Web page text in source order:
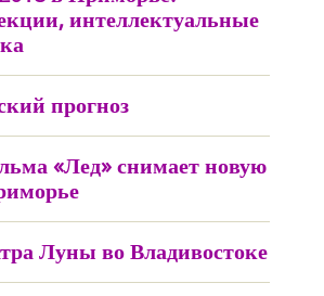
интеллектуальные
прогноз
«Лед» снимает новую
Луны во Владивостоке